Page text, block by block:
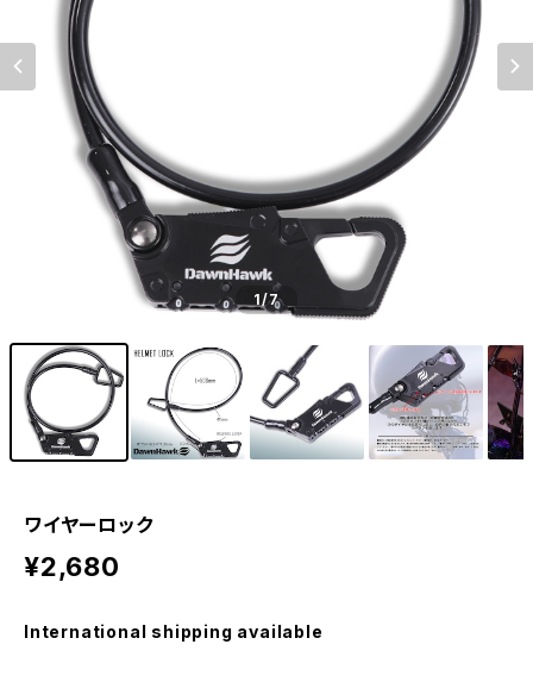
1/7
ワイヤーロック
¥2,680
International shipping available